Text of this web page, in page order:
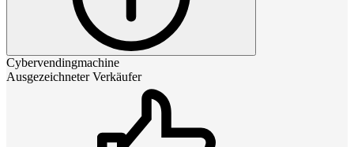
Cybervendingmachine
Ausgezeichneter Verkäufer